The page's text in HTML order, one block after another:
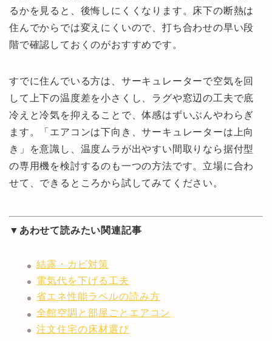
るかを見ると、後悔しにくくなります。床下の断熱は
住んでからでは変えにくいので、打ち合わせの早い段
階で確認しておくのがおすすめです。
すでに住んでいる方は、サーキュレーターで空気を回
して上下の温度差を小さくし、ラグや窓辺の工夫で底
冷えと冷気を抑えることで、体感はずいぶんやわらぎ
ます。「エアコンは下向き、サーキュレーターは上向
き」を意識し、温度ムラが出やすい間取りなら据付型
の専用機を検討するのも一つの方法です。立場に合わ
せて、できるところから試してみてください。
▼あわせて読みたい関連記事
結露・カビ対策
電気代を下げる工夫
省エネ性能ラベルの読み方
全館空調と部屋ごとエアコン
注文住宅の床材選び